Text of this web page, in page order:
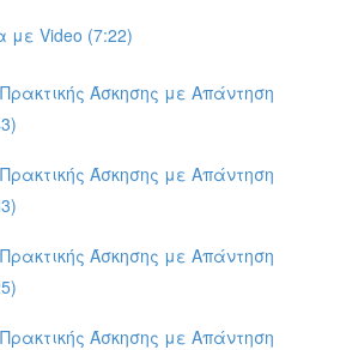
με Video (7:22)
Άσκησης με Απάντηση
Άσκησης με Απάντηση
Άσκησης με Απάντηση
Άσκησης με Απάντηση